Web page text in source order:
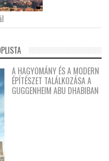
A HAGYOMÁNY ÉS A MODERN
ÉPÍTÉSZET TALÁLKOZÁSA A
GUGGENHEIM ABU DHABIBAN